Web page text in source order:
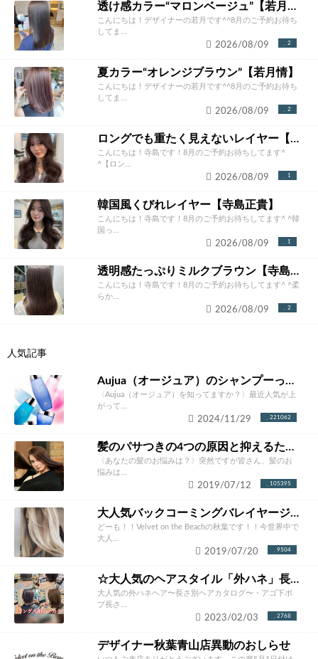
透け感カラー“マロンベージュ”【若月情】
こんにちは！デザイナーの若月です^^8月のご予約お待ち
してま...
2
2026/08/09
夏カラー“オレンジブラウン”【若月情】
こんにちは！デザイナーの若月です^^8月のご予約お待ち
してま...
2
2026/08/09
ロングでも重たく見えないレイヤー【寺島正貴】
こんにちは！寺島です！8月のご予約お待ちしてます^
^【ロン...
1
2026/08/09
韓国風くびれレイヤー【寺島正貴】
こんにちは！寺島です！8月のご予約お待ちしてます^ ^韓
国っ...
1
2026/08/09
透明感たっぷりミルクブラウン【寺島正貴】
こんにちは！寺島です！8月のご予約お待ちしてます^ ^柔
らか...
2
2026/08/09
人気記事
Aujua（オージュア）のシャンプーって本当にいいの？ソムリエが徹底解説！
〈Aujua（オージュア）を知ってますか？〉最近人気が上
がって...
221062
2024/11/29
髪のパサつきの4つの原因と抑えるための改善方法とは？あなたにあったケア方法をご紹介！
〈あなたの髪のお悩みは？〉突然ですが皆さん、髪のお
悩みは...
105395
2019/07/12
大人気バックコーミングバレイヤージュカラー完全攻略。やりたくなること間違いなし！！
どーも！！Velvet on the Beachの秋葉です！！今世界中で
大人...
9504
2019/07/20
☆大人気のヘアスタイル「外ハネ」長さ別ヘアカタログ☆
大人気の外ハネヘア〜長さ別ヘアカタログ〜・アゴ下ボ
ブ長さ...
2768
2023/02/03
デザイナー秋葉青山店異動のおしらせ